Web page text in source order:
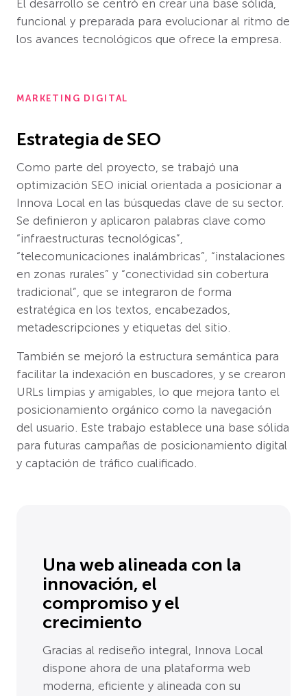
El desarrollo se centró en crear una base sólida,
funcional y preparada para evolucionar al ritmo de
los avances tecnológicos que ofrece la empresa.
MARKETING DIGITAL
Estrategia de SEO
Como parte del proyecto, se trabajó una
optimización SEO inicial orientada a posicionar a
Innova Local en las búsquedas clave de su sector.
Se definieron y aplicaron palabras clave como
“infraestructuras tecnológicas”,
“telecomunicaciones inalámbricas”, “instalaciones
en zonas rurales” y “conectividad sin cobertura
tradicional”, que se integraron de forma
estratégica en los textos, encabezados,
metadescripciones y etiquetas del sitio.
También se mejoró la estructura semántica para
facilitar la indexación en buscadores, y se crearon
URLs limpias y amigables, lo que mejora tanto el
posicionamiento orgánico como la navegación
del usuario. Este trabajo establece una base sólida
para futuras campañas de posicionamiento digital
y captación de tráfico cualificado.
Una web alineada con la
innovación, el
compromiso y el
crecimiento
Gracias al rediseño integral, Innova Local
dispone ahora de una plataforma web
moderna, eficiente y alineada con su